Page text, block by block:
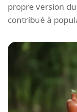
propre version
contribué à